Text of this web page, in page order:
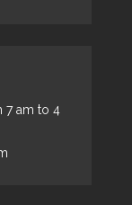
7 am to 4